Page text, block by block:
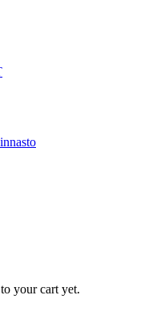
your cart yet.